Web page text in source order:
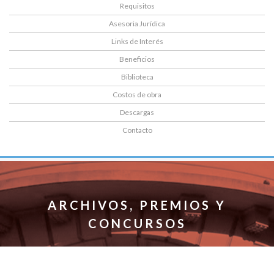
Requisitos
Asesoria Jurídica
Links de Interés
Beneficios
Biblioteca
Costos de obra
Descargas
Contacto
ARCHIVOS, PREMIOS Y
CONCURSOS